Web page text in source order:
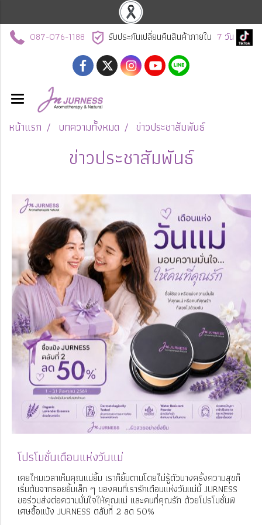
087-076-1188 รับประกันเปลี่ยนคืนสินค้าภายใน 7 วัน
หน้าแรก บทความทั้งหมด ข่าวประชาสัมพันธ์
ข่าวประชาสัมพันธ์
โปรโมชั่นเดือนแห่งวันแม่
เคยไหมเวลาเห็นคุณแม่ยิ้ม เราก็ยิ้มตามโดยไม่รู้ตัวบางครั้งความสุขก็
เริ่มต้นจากรอยยิ้มเล็ก ๆ ของคนที่เรารักเดือนแห่งวันแม่นี้ JURNESS
ขอร่วมส่งต่อความมั่นใจให้คุณแม่ และคนที่คุณรัก ด้วยโปรโมชั่นพิ
เศษซื้อแป้ง JURNESS ตลับที่ 2 ลด 50%